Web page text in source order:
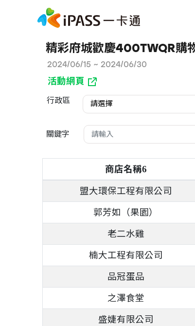
精彩府城歡慶400TWQR購
2024/06/15 ~ 2024/06/30
活動網頁
行政區 請選擇
關鍵字
商店名稱6
盟大環保工程有限公司
郭芳如（果園）
老二水雞
楠大工程有限公司
品冠蛋品
之澤食堂
盛婕有限公司